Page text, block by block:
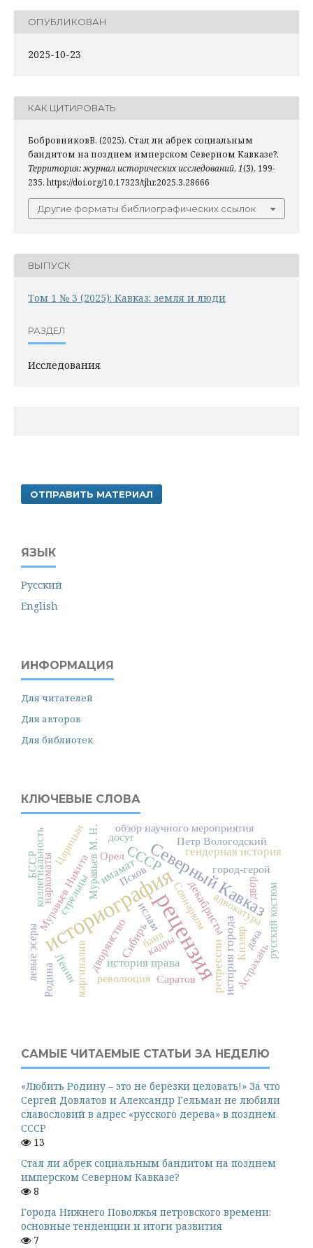
ОПУБЛИКОВАН
2025-10-23
КАК ЦИТИРОВАТЬ
БобровниковВ. (2025). Стал ли абрек социальным
бандитом на позднем имперском Северном Кавказе?.
Территория: журнал исторических исследований, 1(3), 199-
235. https://doi.org/10.17323/tjhr.2025.3.28666
Другие форматы библиографических ссылок
ВЫПУСК
Том 1 № 3 (2025): Кавказ: земля и люди
РАЗДЕЛ
Исследования
ОТПРАВИТЬ МАТЕРИАЛ
ЯЗЫК
Русский
English
ИНФОРМАЦИЯ
Для читателей
Для авторов
Для библиотек
КЛЮЧЕВЫЕ СЛОВА
рецензия
историографияСеверный Кавказ
СССР
декабристы
репрессии
ислам
имамат
Сибирь
гендерная история
история города
история права
дворянство
адвокатура
Петр Вологодский
Муравьев М. Н.
Муравьев Никита
маргиналии
город-герой
русский костюм
кадры
Совнарком
левые эсеры
коллегиальностьнаркоматы
Кизляр
обзор научного мероприятия
Ленин Саратов
революция
Псков
стрельцы
Астрахань
Царицын
Родина
досуг
двор
баня дача
БССР Орел
САМЫЕ ЧИТАЕМЫЕ СТАТЬИ ЗА НЕДЕЛЮ
«Любить Родину – это не березки целовать!» За что
Сергей Довлатов и Александр Гельман не любили
славословий в адрес «русского дерева» в позднем
СССР
13
Стал ли абрек социальным бандитом на позднем
имперском Северном Кавказе?
8
Города Нижнего Поволжья петровского времени:
основные тенденции и итоги развития
7